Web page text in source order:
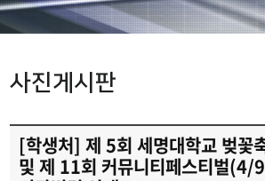
사진게시판
[학생처] 제 5회 세명대학교 벚꽃
및 제 11회 커뮤니티페스티벌(4/